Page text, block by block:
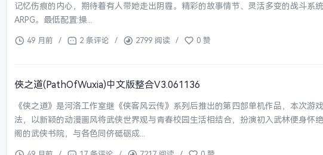
记忆伤痕的内心，期待着有人带她走出阴霾。精彩的故事情节、灵活多变的战斗系
ARPG。最低配置:操...
49 月前 / 2 条评论 / 2799 阅读 / 0 赞
俠之道(PathOfWuxia)中文版整合V3.061136
《侠之道》是河洛工作室继《侠客风云传》系列后推出的第四部单机作品，本次游
法，以新颖的动漫画风将武侠世界观与青春校园生活相结合，扮演初入武林便身怀
阁的武侠书院，与各色同侪砥砺成...